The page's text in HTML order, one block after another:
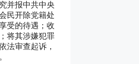
并报中共中央
民开除党籍处
受的待遇；收
将其涉嫌犯罪
法审查起诉，